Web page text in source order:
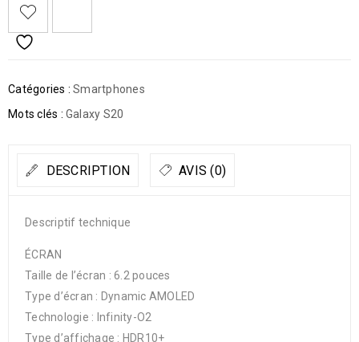
Catégories : Smartphones
Mots clés : Galaxy S20
DESCRIPTION AVIS (0)
Descriptif technique
ÉCRAN
Taille de l’écran : 6.2 pouces
Type d’écran : Dynamic AMOLED
Technologie : Infinity-O2
Type d’affichage : HDR10+